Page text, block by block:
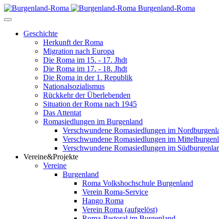
Burgenland-Roma
Geschichte
Herkunft der Roma
Migration nach Europa
Die Roma im 15. - 17. Jhdt
Die Roma im 17. - 18. Jhdt
Die Roma in der 1. Republik
Nationalsozialismus
Rückkehr der Überlebenden
Situation der Roma nach 1945
Das Attentat
Romasiedlungen im Burgenland
Verschwundene Romasiedlungen im
Verschwundene Romasiedlungen im
Verschwundene Romasiedlungen im
Vereine&Projekte
Vereine
Burgenland
Roma Volkshochschule Burgenland
Verein Roma-Service
Hango Roma
Verein Roma (aufgelöst)